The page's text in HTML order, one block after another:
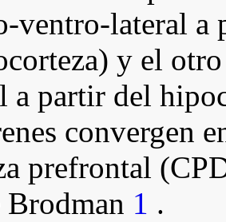
ventro-lateral a
y el
a partir del
convergen
prefrontal
Brodman 1 .